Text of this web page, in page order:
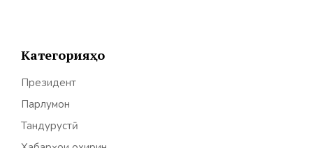
Категорияҳо
Президент
Парлумон
Тандурустӣ